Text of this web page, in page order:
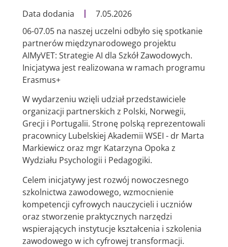
Data dodania
7.05.2026
06-07.05 na naszej uczelni odbyło się spotkanie
partnerów międzynarodowego projektu
AIMyVET: Strategie AI dla Szkół Zawodowych.
Inicjatywa jest realizowana w ramach programu
Erasmus+
W wydarzeniu wzięli udział przedstawiciele
organizacji partnerskich z Polski, Norwegii,
Grecji i Portugalii. Stronę polską reprezentowali
pracownicy Lubelskiej Akademii WSEI - dr Marta
Markiewicz oraz mgr Katarzyna Opoka z
Wydziału Psychologii i Pedagogiki.
Celem inicjatywy jest rozwój nowoczesnego
szkolnictwa zawodowego, wzmocnienie
kompetencji cyfrowych nauczycieli i uczniów
oraz stworzenie praktycznych narzędzi
wspierających instytucje kształcenia i szkolenia
zawodowego w ich cyfrowej transformacji.